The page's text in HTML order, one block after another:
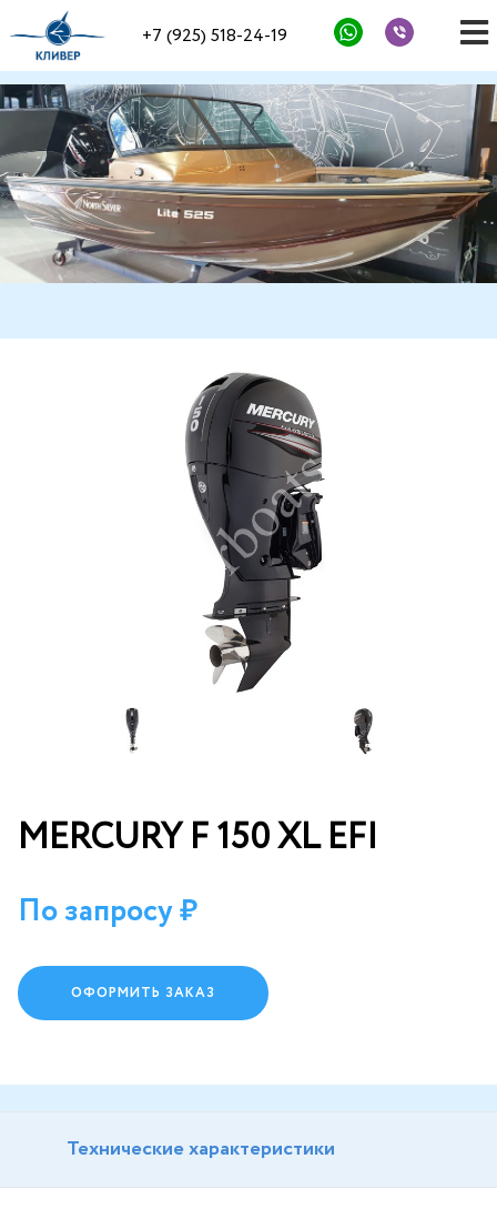
+7 (925) 518-24-19
MERCURY F 150 XL EFI
По запросу
ОФОРМИТЬ ЗАКАЗ
Технические характеристики